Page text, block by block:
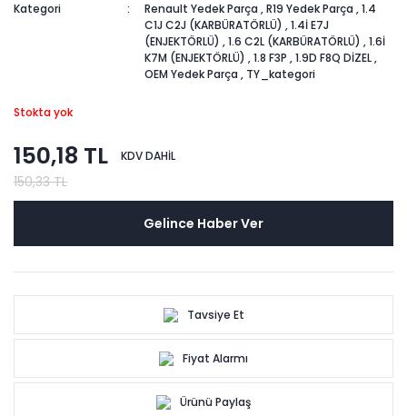
Kategori
Renault Yedek Parça ,R19 Yedek Parça ,1.4
C1J C2J (KARBÜRATÖRLÜ) ,1.4İ E7J
(ENJEKTÖRLÜ) ,1.6 C2L (KARBÜRATÖRLÜ) ,1.6İ
K7M (ENJEKTÖRLÜ) ,1.8 F3P ,1.9D F8Q DİZEL,
OEM Yedek Parça , TY_kategori
Stokta yok
150,18 TL KDV DAHİL
150,33 TL
Gelince Haber Ver
Tavsiye Et
Fiyat Alarmı
Ürünü Paylaş